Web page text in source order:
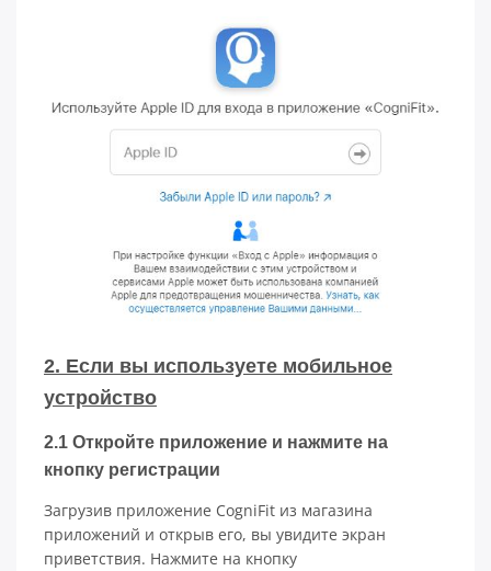
2. Если вы используете мобильное
устройство
2.1 Откройте приложение и нажмите на
кнопку регистрации
Загрузив приложение CogniFit из магазина
приложений и открыв его, вы увидите экран
приветствия. Нажмите на кнопку